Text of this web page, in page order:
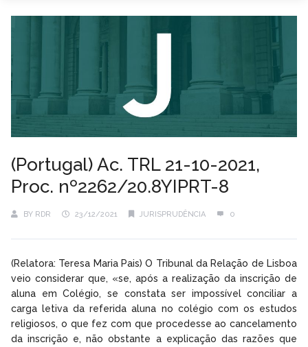
(Portugal) Ac. TRL 21-10-2021,
Proc. nº2262/20.8YIPRT-8
BY RDR 23/12/2021 JURISPRUDÊNCIA 0
(Relatora: Teresa Maria Pais) O Tribunal da Relação de Lisboa
veio considerar que, «se, após a realização da inscrição de
aluna em Colégio, se constata ser impossível conciliar a
carga letiva da referida aluna no colégio com os estudos
religiosos, o que fez com que procedesse ao cancelamento
da inscrição e, não obstante a explicação das razões que